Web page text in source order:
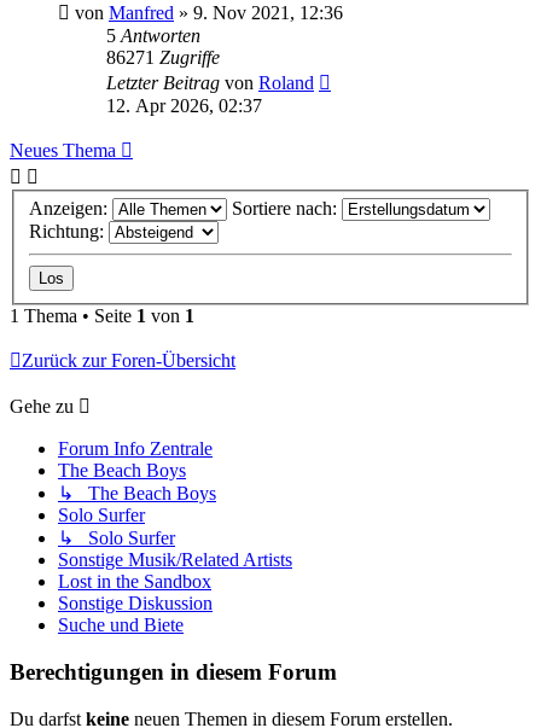
von Manfred » 9. Nov 2021, 12:36
5 Antworten
86271 Zugriffe
Letzter Beitrag von Roland
12. Apr 2026, 02:37
Neues Thema
Anzeigen:
Sortiere nach:
Richtung:
1 Thema • Seite 1 von 1
Zurück zur Foren-Übersicht
Gehe zu
Forum Info Zentrale
The Beach Boys
↳ The Beach Boys
Solo Surfer
↳ Solo Surfer
Sonstige Musik/Related Artists
Lost in the Sandbox
Sonstige Diskussion
Suche und Biete
Berechtigungen in diesem Forum
Du darfst keine neuen Themen in diesem Forum erstellen.